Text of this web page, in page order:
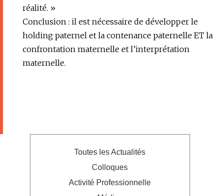
réalité. »
Conclusion : il est nécessaire de développer le
holding paternel et la contenance paternelle ET la
confrontation maternelle et l’interprétation
maternelle.
Toutes les Actualités
Colloques
Activité Professionnelle